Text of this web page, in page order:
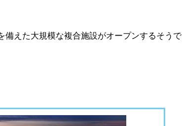
えた大規模な複合施設がオープンするそうで